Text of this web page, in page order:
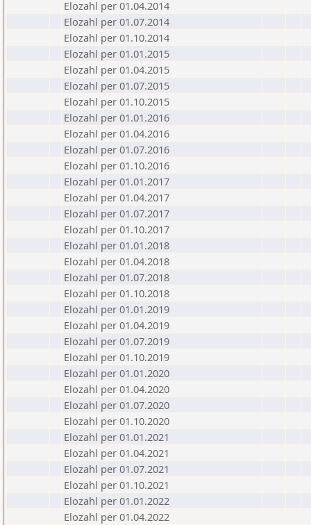
Elozahl per 01.04.2014
Elozahl per 01.07.2014
Elozahl per 01.10.2014
Elozahl per 01.01.2015
Elozahl per 01.04.2015
Elozahl per 01.07.2015
Elozahl per 01.10.2015
Elozahl per 01.01.2016
Elozahl per 01.04.2016
Elozahl per 01.07.2016
Elozahl per 01.10.2016
Elozahl per 01.01.2017
Elozahl per 01.04.2017
Elozahl per 01.07.2017
Elozahl per 01.10.2017
Elozahl per 01.01.2018
Elozahl per 01.04.2018
Elozahl per 01.07.2018
Elozahl per 01.10.2018
Elozahl per 01.01.2019
Elozahl per 01.04.2019
Elozahl per 01.07.2019
Elozahl per 01.10.2019
Elozahl per 01.01.2020
Elozahl per 01.04.2020
Elozahl per 01.07.2020
Elozahl per 01.10.2020
Elozahl per 01.01.2021
Elozahl per 01.04.2021
Elozahl per 01.07.2021
Elozahl per 01.10.2021
Elozahl per 01.01.2022
Elozahl per 01.04.2022